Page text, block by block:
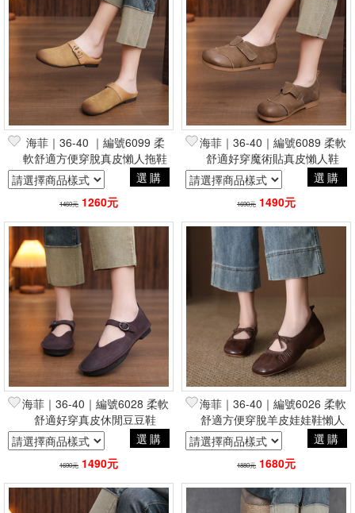
海菲｜36-40 ｜編號6099 柔
軟舒適方便穿脫真皮懶人拖鞋
選購
1460元 1260元
海菲｜36-40｜編號6089 柔軟
舒適好穿魔術貼真皮懶人鞋
選購
1690元 1490元
海菲｜36-40｜編號6028 柔軟
舒適好穿真皮休閒豆豆鞋
選購
1690元 1490元
海菲｜36-40｜編號6026 柔軟
舒適方便穿脫羊皮娃娃鞋懶人
鞋
選購
1880元 1680元